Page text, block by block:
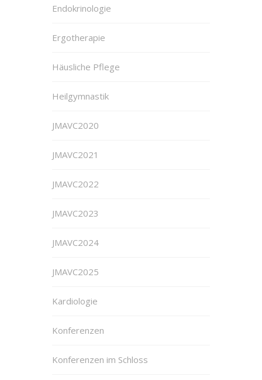
Endokrinologie
Ergotherapie
Häusliche Pflege
Heilgymnastik
JMAVC2020
JMAVC2021
JMAVC2022
JMAVC2023
JMAVC2024
JMAVC2025
Kardiologie
Konferenzen
Konferenzen im Schloss